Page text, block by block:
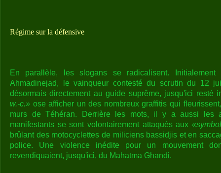
Régime sur la défensive
En parallèle, les slogans se radicalisent. Initialement
Ahmadinejad, le vainqueur contesté du scrutin du 12
désormais directement au guide suprême, jusqu'ici resté
w.-c.» ose afficher un des nombreux graffitis qui
murs de Téhéran. Derrière les mots, il y a aussi les
manifestants se sont volontairement attaqués aux
brûlant des motocyclettes de miliciens bassidjis et en
police. Une violence inédite pour un mouvement
revendiquaient, jusqu'ici, du Mahatma Ghandi.